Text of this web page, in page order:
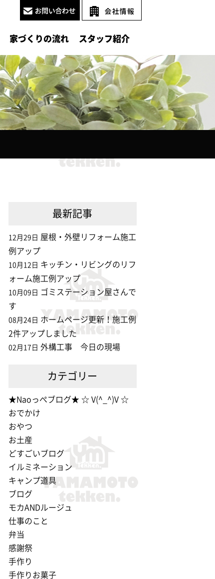
家づくりの流れ スタッフ紹介
最新記事
12月29日 屋根・外壁リフォーム施工
例アップ
10月12日 キッチン・リビングのリフ
ォーム施工例アップ
10月09日
ゴミステーション屋さんで
す
08月24日 ホームページ更新！施工例
2件アップしました
02月17日 外構工事 今日の現場
カテゴリー
★Naoっぺブログ★ ☆ V(^_^)V ☆
おでかけ
おやつ
お土産
どすごいブログ
イルミネーション
キャンプ道具
ブログ
モカANDルージュ
仕事のこと
弁当
感謝祭
手作り
手作りお菓子